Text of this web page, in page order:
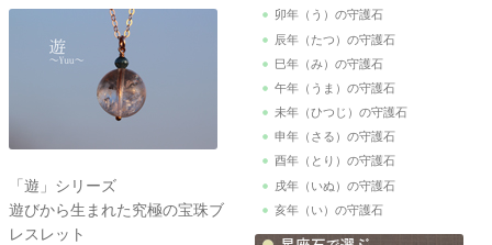
「遊」シリーズ
遊びから生まれた究極の宝珠ブ
レスレット
卯年（う）の守護石
辰年（たつ）の守護石
巳年（み）の守護石
午年（うま）の守護石
未年（ひつじ）の守護石
申年（さる）の守護石
酉年（とり）の守護石
戌年（いぬ）の守護石
亥年（い）の守護石